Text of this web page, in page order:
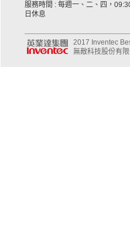
服務時間 : 每週一、二、四，
日休息
2017 Inventec
無敵科技股份有